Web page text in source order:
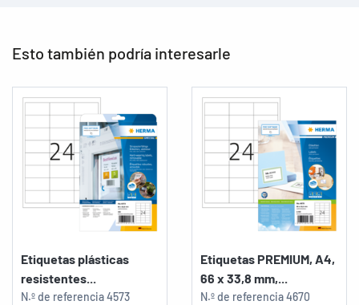
Esto también podría interesarle
Etiquetas plásticas
resistentes...
N.º de referencia4573
Etiquetas PREMIUM, A4,
66 x 33,8 mm,...
N.º de referencia4670